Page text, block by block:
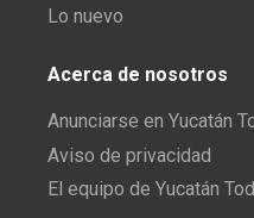
Lo nuevo
Acerca de nosotros
Anunciarse en Yucatán
Aviso de privacidad
El equipo de Yucatán